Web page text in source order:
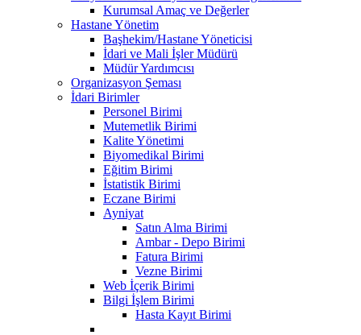
Kurumsal Amaç ve Değerler
Hastane Yönetim
Başhekim/Hastane Yöneticisi
İdari ve Mali İşler Müdürü
Müdür Yardımcısı
Organizasyon Şeması
İdari Birimler
Personel Birimi
Mutemetlik Birimi
Kalite Yönetimi
Biyomedikal Birimi
Eğitim Birimi
İstatistik Birimi
Eczane Birimi
Ayniyat
Satın Alma Birimi
Ambar - Depo Birimi
Fatura Birimi
Vezne Birimi
Web İçerik Birimi
Bilgi İşlem Birimi
Hasta Kayıt Birimi